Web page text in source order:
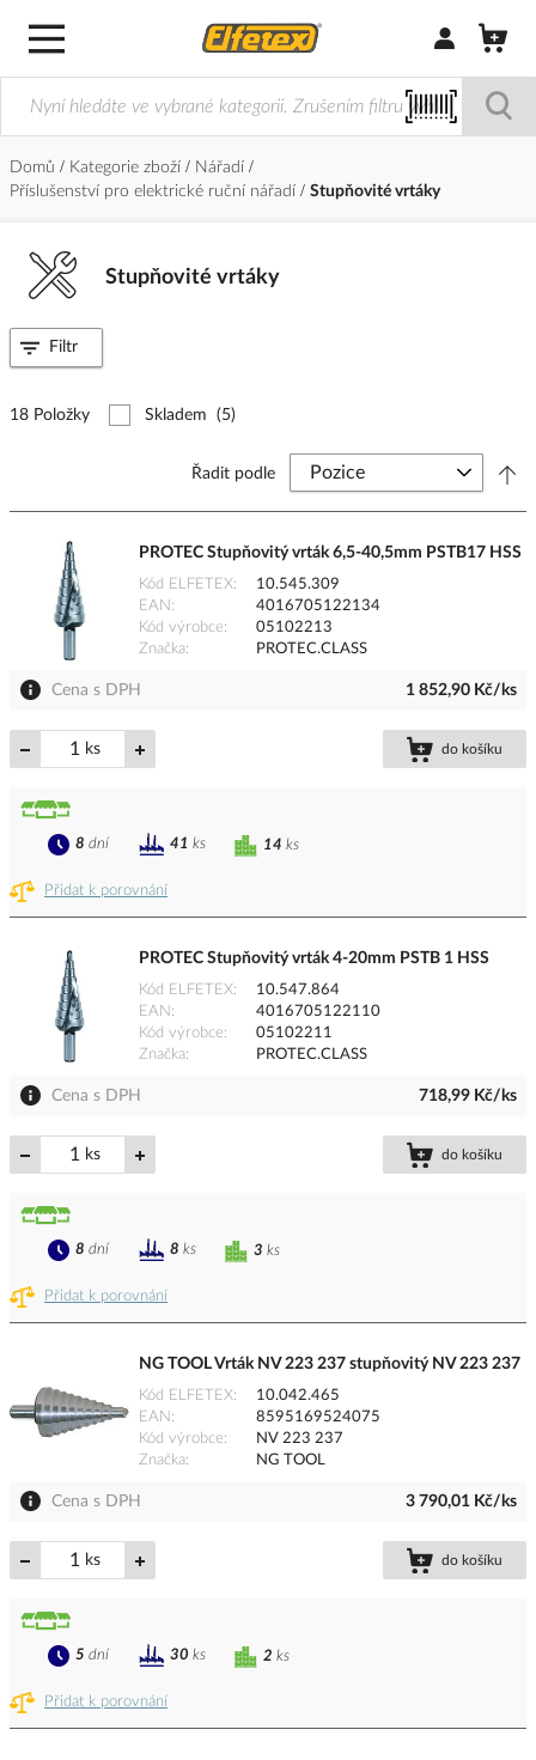
Přihlásit/
Domů Kategorie zboží
Nářadí
Příslušenství pro elektrické ruční nářadí
Stupňovité vrtáky
Stupňovité vrtáky
18 Položky Skladem (5)
Řadit podle
PROTEC Stupňovitý vrták 6,5-40,5mm PSTB17 HSS
Kód ELFETEX
10.545.309
EAN
4016705122134
Kód výrobce
05102213
Značka
PROTEC.CLASS
Cena s DPH 1 852,90 Kč/ks
ks do košíku
Přidat k porovnání
14 ks
8 dní 41 ks
PROTEC Stupňovitý vrták 4-20mm PSTB 1 HSS
Kód ELFETEX
10.547.864
EAN
4016705122110
Kód výrobce
05102211
Značka
PROTEC.CLASS
Cena s DPH 718,99 Kč/ks
ks do košíku
Přidat k porovnání
3 ks
8 dní 8 ks
NG TOOL Vrták NV 223 237 stupňovitý NV 223 237
Kód ELFETEX
10.042.465
EAN
8595169524075
Kód výrobce
NV 223 237
Značka
NG TOOL
Cena s DPH 3 790,01 Kč/ks
ks do košíku
Přidat k porovnání
2 ks
5 dní 30 ks
Filtr